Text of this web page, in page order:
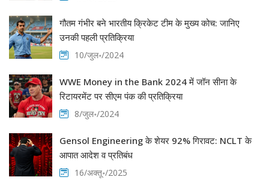
गौतम गंभीर बने भारतीय क्रिकेट टीम के मुख्य कोच: जानिए
उनकी पहली प्रतिक्रिया
10/जुल॰/2024
WWE Money in the Bank 2024 में जॉन सीना के
रिटायरमेंट पर सीएम पंक की प्रतिक्रिया
8/जुल॰/2024
Gensol Engineering के शेयर 92% गिरावट: NCLT के
आपात आदेश व प्रतिबंध
16/अक्तू॰/2025